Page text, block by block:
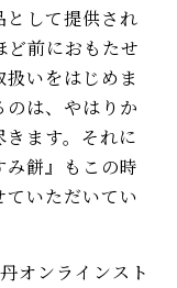
として提供され
ど前におもたせ
いをはじめま
のは、やはりか
ます。それに
餅』もこの時
いただいてい
オンラインスト